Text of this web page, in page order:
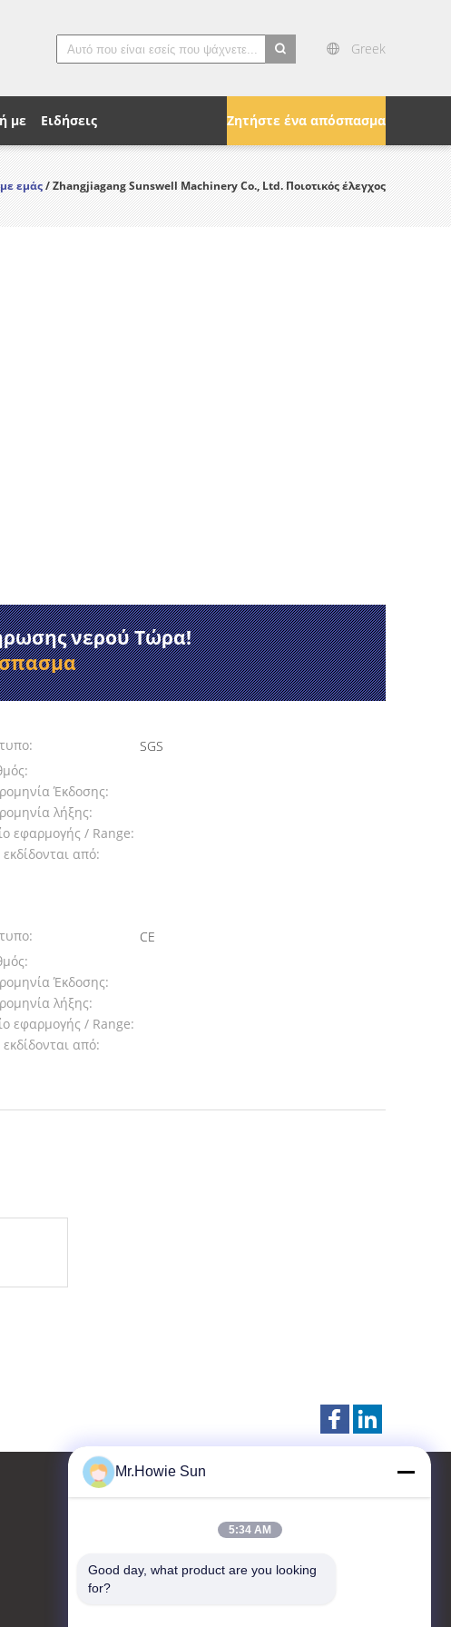
Greek
Ζητήστε ένα απόσπασμα
με Ειδήσεις
εμάς/ Zhangjiagang Sunswell Machinery Co., Ltd. Ποιοτικός έλεγχος
νερού Τώρα!
SGS
Έκδοσης:
λήξης:
εφαρμογής / Range:
από:
CE
Έκδοσης:
λήξης:
εφαρμογής / Range:
από:
Zhangjiagang Sunswell
Mr.Howie Sun
5:34 AM
Good day, what product are you looking
for?